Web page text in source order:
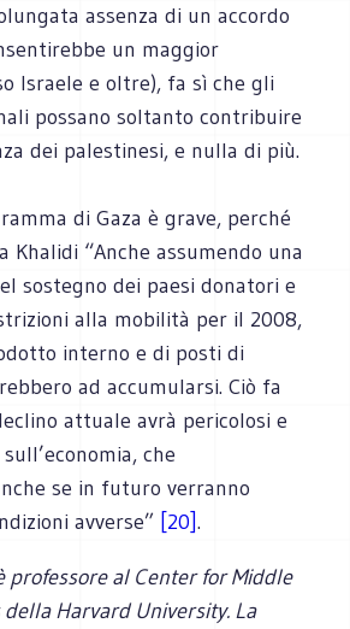
assenza di un accordo
un maggior
Israele e oltre), fa sì che gli
possano soltanto contribuire
dei palestinesi, e nulla di più.
di Gaza è grave, perché
Khalidi “Anche assumendo una
sostegno dei paesi donatori e
alla mobilità per il 2008,
interno e di posti di
ad accumularsi. Ciò fa
attuale avrà pericolosi e
che
se in futuro verranno
avverse” [20].
professore al Center for Middle
Harvard University. La